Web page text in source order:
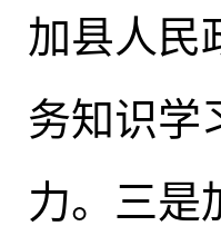
加县人民
务知识学
力。三是